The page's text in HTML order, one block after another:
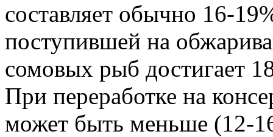
составляет обычно 16-
поступившей на
сомовых рыб достигает
При переработке на
может быть меньше (12-